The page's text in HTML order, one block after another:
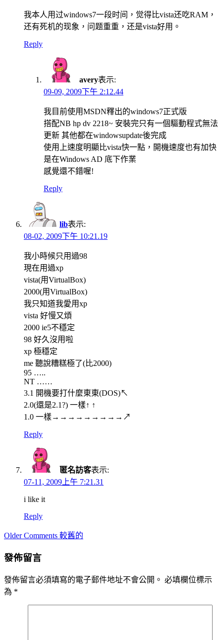
我本人用过windows7一段时间，觉得比vista还吃RAM，
还有死机的现象，问题重重，还是vista好用。
Reply
avery表示:
09-09, 2009下午 2:12.44
我目前使用MSDN釋出的windows7正式版
搭配NB hp dv 2218~ 安裝完只有一個驅動程式無法
更新 其他都在windowsupdate後完成
使用上速度明顯比vista快一點，開機速度也有加快
是在Windows AD 底下作業
感覺還不錯喔!
Reply
lib表示:
08-02, 2009下午 10:21.19
我小時候只用過98
現在用過xp
vista(用VirtualBox)
2000(用VirtualBox)
我只知道我愛用xp
vista 好慢又煩
2000 ie5不穩定
98 好久沒用啦
xp 極穩定
me 聽說糟糕極了(比2000)
95 …..
NT ……
3.1 開機要打什麼東東(DOS)↖
2.0(還是2.1?) 一樣↑ ↑
1.0 一樣→→→→→→→→→↗
Reply
匿名訪客表示:
07-11, 2009上午 7:21.31
i like it
Reply
Comment
Older Comments 較舊的
發佈留言
發佈留言必須填寫的電子郵件地址不會公開。 必填欄位標示
為 *